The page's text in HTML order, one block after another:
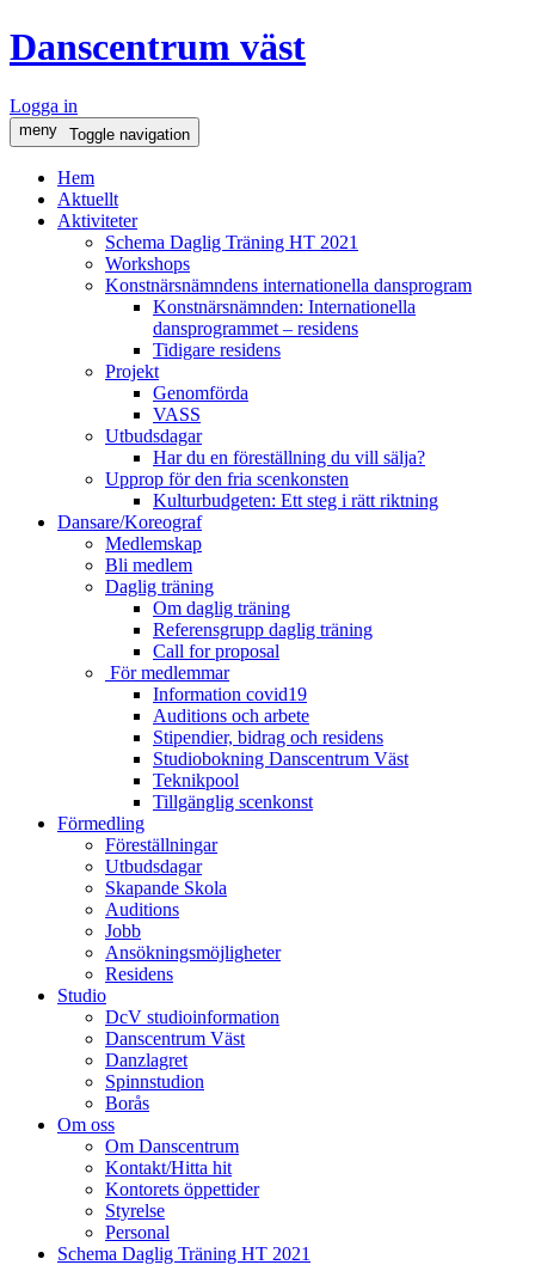
Danscentrum väst
Logga in
meny Toggle navigation
Hem
Aktuellt
Aktiviteter
Schema Daglig Träning HT 2021
Workshops
Konstnärsnämndens internationella dansprogram
Konstnärsnämnden: Internationella
dansprogrammet – residens
Tidigare residens
Projekt
Genomförda
VASS
Utbudsdagar
Har du en föreställning du vill sälja?
Upprop för den fria scenkonsten
Kulturbudgeten: Ett steg i rätt riktning
Dansare/Koreograf
Medlemskap
Bli medlem
Daglig träning
Om daglig träning
Referensgrupp daglig träning
Call for proposal
För medlemmar
Information covid19
Auditions och arbete
Stipendier, bidrag och residens
Studiobokning Danscentrum Väst
Teknikpool
Tillgänglig scenkonst
Förmedling
Föreställningar
Utbudsdagar
Skapande Skola
Auditions
Jobb
Ansökningsmöjligheter
Residens
Studio
DcV studioinformation
Danscentrum Väst
Danzlagret
Spinnstudion
Borås
Om oss
Om Danscentrum
Kontakt/Hitta hit
Kontorets öppettider
Styrelse
Personal
Schema Daglig Träning HT 2021